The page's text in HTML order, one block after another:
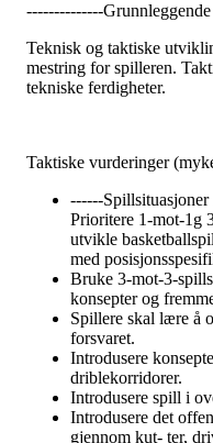
--------------
Teknisk og taktiske
mestring for spilleren.
tekniske ferdigheter.
Taktiske vurderinger
------
Prioritere 1-mot-1g
utvikle
med
Bruke 3-mot-3-
konsepter og
Spillere skal lære å
forsvaret.
Introdusere
driblekorridorer.
Introdusere spill i
Introdusere det
gjennom kut- ter,